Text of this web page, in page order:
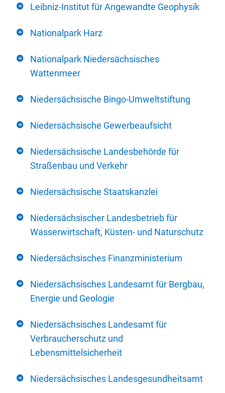
Leibniz-Institut für Angewandte Geophysik
Nationalpark Harz
Nationalpark Niedersächsisches
Wattenmeer
Niedersächsische Bingo-Umweltstiftung
Niedersächsische Gewerbeaufsicht
Niedersächsische Landesbehörde für
Straßenbau und Verkehr
Niedersächsische Staatskanzlei
Niedersächsischer Landesbetrieb für
Wasserwirtschaft, Küsten- und Naturschutz
Niedersächsisches Finanzministerium
Niedersächsisches Landesamt für Bergbau,
Energie und Geologie
Niedersächsisches Landesamt für
Verbraucherschutz und
Lebensmittelsicherheit
Niedersächsisches Landesgesundheitsamt